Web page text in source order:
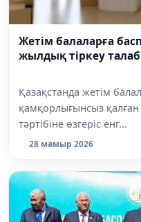
Жетім балаларға
жылдық тіркеу
Қазақстанда жетім
қамқорлығынсыз қалған
тәртібіне өзгеріс енг...
28 мамыр 2026